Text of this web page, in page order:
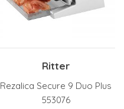
Ritter
Rezalica Secure 9 Duo Plus
553076